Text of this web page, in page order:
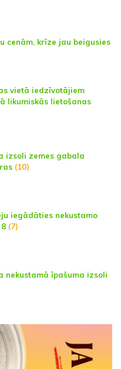
cenām, krīze jau beigusies
vietā iedzīvotājiem
likumiskās lietošanas
izsoli zemes gabala
(10)
iegādāties nekustamo
(7)
nekustamā īpašuma izsoli